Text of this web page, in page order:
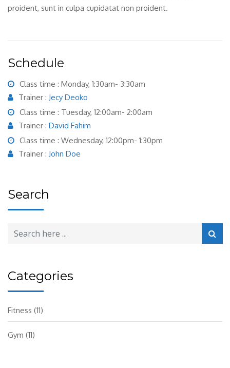
proident, sunt in culpa cupidatat non proident.
Schedule
Class time : Monday, 1:30am- 3:30am
Trainer : Jecy Deoko
Class time : Tuesday, 12:00am- 2:00am
Trainer : David Fahim
Class time : Wednesday, 12:00pm- 1:30pm
Trainer : John Doe
Search
Categories
Fitness (11)
Gym (11)